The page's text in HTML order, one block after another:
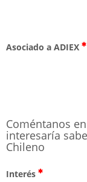
Asociado a ADIEX
Coméntanos
interesaría
Chileno
Interés